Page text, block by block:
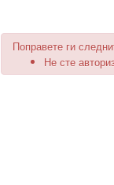
Поправете ги
Не сте